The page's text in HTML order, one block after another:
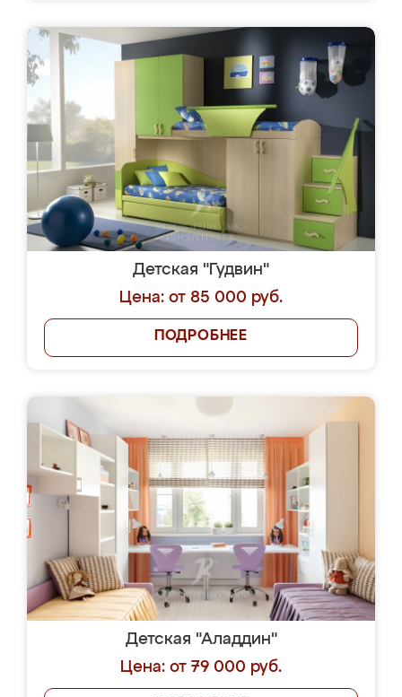
Детская "Гудвин"
Цена: от 85 000 руб.
ПОДРОБНЕЕ
Детская "Аладдин"
Цена: от 79 000 руб.